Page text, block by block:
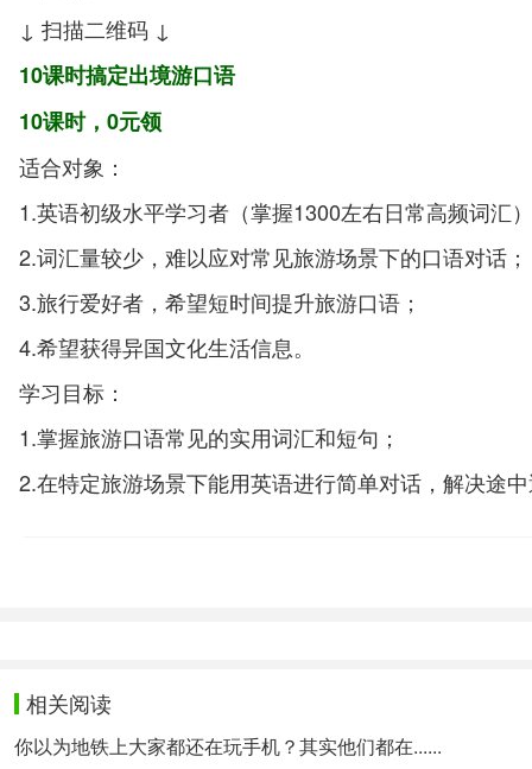
↓ 扫描二维码 ↓
10课时搞定出境游口语
10课时，0元领
适合对象：
1.英语初级水平学习者（掌握1300左右日常高频词汇）
2.词汇量较少，难以应对常见旅游场景下的口语对话；
3.旅行爱好者，希望短时间提升旅游口语；
4.希望获得异国文化生活信息。
学习目标：
1.掌握旅游口语常见的实用词汇和短句；
2.在特定旅游场景下能用英语进行简单对话，解决途中
免费领取
↓ 扫描二维码 ↓
相关阅读
你以为地铁上大家都还在玩手机？其实他们都在......